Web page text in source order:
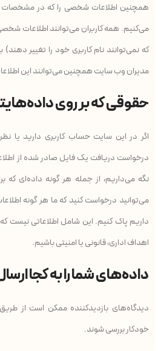
همچنین اطلاعات شخصی را که در مشخصات
می‌کنیم. همه کاربران می‌توانند اطلاعات
که نمی‌توانند نام کاربری خود را تغییر
مدیران وب سایت همچنین می‌توانند این
حقوقی که بر روی
اگر در این سایت حساب کاربری دارید یا
درخواست دریافت یک فایل صادر شده از
نگه می‌داریم، از جمله هر گونه داده‌ای که
می‌توانید درخواست کنید که ما هر گونه
داریم پاک کنیم. این شامل اطلاعاتی نیست که
اهداف اداری، قانونی یا امنیتی باشیم.
داده‌های شما را به کجا
دیدگاه‌های بازدیدکننده ممکن است از
خودکار بررسی شوند.